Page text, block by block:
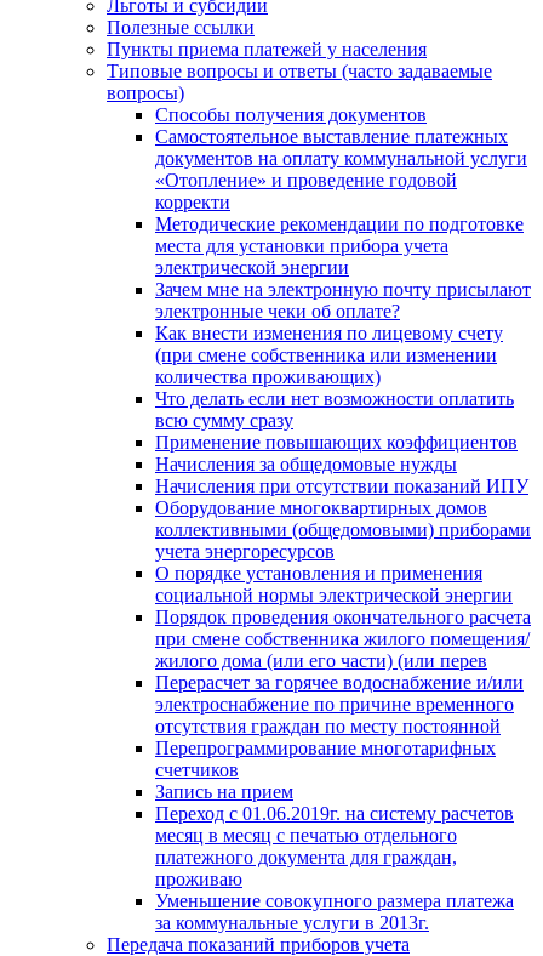
Льготы и субсидии
Полезные ссылки
Пункты приема платежей у населения
Типовые вопросы и ответы (часто задаваемые
вопросы)
Способы получения документов
Самостоятельное выставление платежных
документов на оплату коммунальной услуги
«Отопление» и проведение годовой
корректи
Методические рекомендации по подготовке
места для установки прибора учета
электрической энергии
Зачем мне на электронную почту присылают
электронные чеки об оплате?
Как внести изменения по лицевому счету
(при смене собственника или изменении
количества проживающих)
Что делать если нет возможности оплатить
всю сумму сразу
Применение повышающих коэффициентов
Начисления за общедомовые нужды
Начисления при отсутствии показаний ИПУ
Оборудование многоквартирных домов
коллективными (общедомовыми) приборами
учета энергоресурсов
О порядке установления и применения
социальной нормы электрической энергии
Порядок проведения окончательного расчета
при смене собственника жилого помещения/
жилого дома (или его части) (или перев
Перерасчет за горячее водоснабжение и/или
электроснабжение по причине временного
отсутствия граждан по месту постоянной
Перепрограммирование многотарифных
счетчиков
Запись на прием
Переход с 01.06.2019г. на систему расчетов
месяц в месяц с печатью отдельного
платежного документа для граждан,
проживаю
Уменьшение совокупного размера платежа
за коммунальные услуги в 2013г.
Передача показаний приборов учета